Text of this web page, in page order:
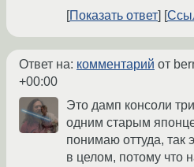
Показать ответ
Ответ на: комментарий от
+00:00
Это дамп консоли
одним старым
понимаю оттуда, так
в целом, потому что